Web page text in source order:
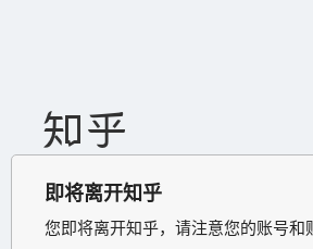
即将离开知乎
您即将离开知乎，请注意您的账号和